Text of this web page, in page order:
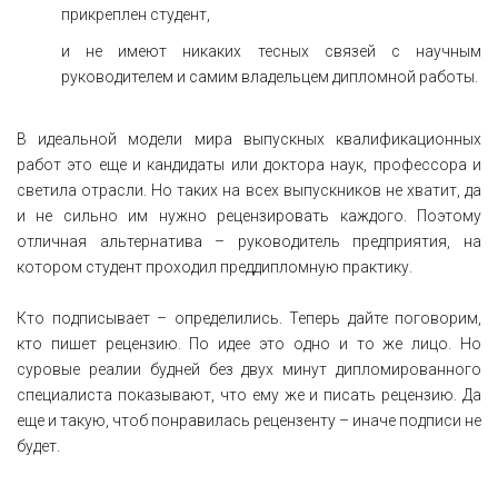
прикреплен студент,
и не имеют никаких тесных связей с научным
руководителем и самим владельцем дипломной работы.
В идеальной модели мира выпускных квалификационных
работ это еще и кандидаты или доктора наук, профессора и
светила отрасли. Но таких на всех выпускников не хватит, да
и не сильно им нужно рецензировать каждого. Поэтому
отличная альтернатива – руководитель предприятия, на
котором студент проходил преддипломную практику.
Кто подписывает – определились. Теперь дайте поговорим,
кто пишет рецензию. По идее это одно и то же лицо. Но
суровые реалии будней без двух минут дипломированного
специалиста показывают, что ему же и писать рецензию. Да
еще и такую, чтоб понравилась рецензенту – иначе подписи не
будет.